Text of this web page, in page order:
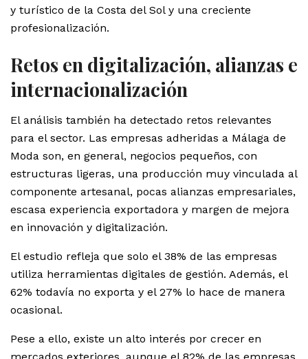
y turístico de la Costa del Sol y una creciente
profesionalización.
Retos en digitalización, alianzas e
internacionalización
El análisis también ha detectado retos relevantes
para el sector. Las empresas adheridas a Málaga de
Moda son, en general, negocios pequeños, con
estructuras ligeras, una producción muy vinculada al
componente artesanal, pocas alianzas empresariales,
escasa experiencia exportadora y margen de mejora
en innovación y digitalización.
El estudio refleja que solo el 38% de las empresas
utiliza herramientas digitales de gestión. Además, el
62% todavía no exporta y el 27% lo hace de manera
ocasional.
Pese a ello, existe un alto interés por crecer en